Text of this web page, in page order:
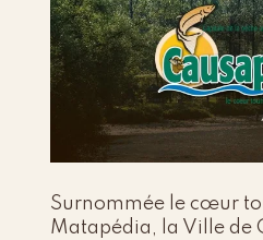
Surnommée le cœur
Matapédia, la Ville de